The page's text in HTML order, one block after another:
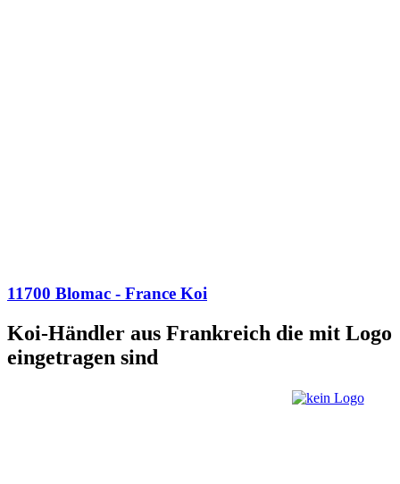
11700 Blomac - France Koi
Koi-Händler aus Frankreich die mit Logo
eingetragen sind